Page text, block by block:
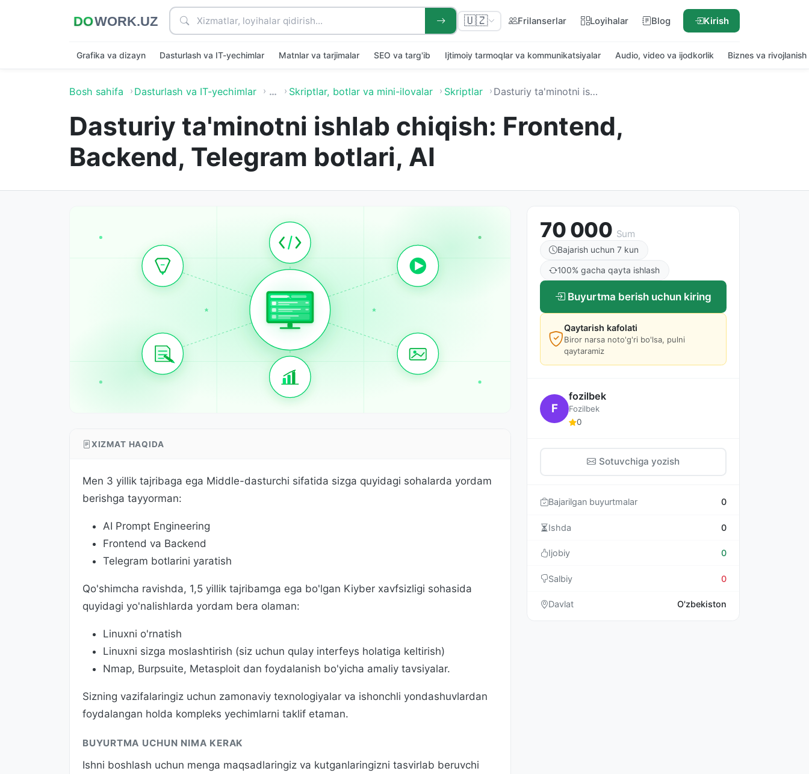
🇺🇿 Frilanserlar Loyihalar Blog Kirish
Grafika va dizayn Dasturlash va IT-yechimlar Matnlar va tarjimalar SEO va targ'ib Ijtimoiy tarmoqlar va kommunikatsiyalar Audio, video va ijodkorlik Biznes va rivojlanish
Bosh sahifa Dasturlash va IT-yechimlar … Skriptlar, botlar va mini-ilovalar Skriptlar Dasturiy ta'minotni ishlab chiqish: Frontend, Backend, Telegram botlari, AI
Dasturiy ta'minotni ishlab chiqish: Frontend,
Backend, Telegram botlari, AI
XIZMAT HAQIDA
Men 3 yillik tajribaga ega Middle-dasturchi sifatida sizga quyidagi sohalarda yordam
berishga tayyorman:
AI Prompt Engineering
Frontend va Backend
Telegram botlarini yaratish
Qo'shimcha ravishda, 1,5 yillik tajribamga ega bo'lgan Kiyber xavfsizligi sohasida
quyidagi yo'nalishlarda yordam bera olaman:
Linuxni o'rnatish
Linuxni sizga moslashtirish (siz uchun qulay interfeys holatiga keltirish)
Nmap, Burpsuite, Metasploit dan foydalanish bo'yicha amaliy tavsiyalar.
Sizning vazifalaringiz uchun zamonaviy texnologiyalar va ishonchli yondashuvlardan
foydalangan holda kompleks yechimlarni taklif etaman.
BUYURTMA UCHUN NIMA KERAK
Ishni boshlash uchun menga maqsadlaringiz va kutganlaringizni tasvirlab beruvchi
70 000 Sum
Bajarish uchun 7 kun
100% gacha qayta ishlash
Buyurtma berish uchun kiring
Qaytarish kafolati
Biror narsa noto'g'ri bo'lsa, pulni
qaytaramiz
F
fozilbek
Fozilbek
0
Sotuvchiga yozish
Bajarilgan buyurtmalar 0
Ishda 0
Ijobiy 0
Salbiy 0
Davlat O'zbekiston